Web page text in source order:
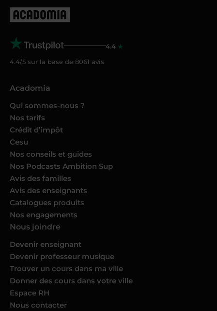
4.4
4.4/5 sur la base de 8061 avis
Acadomia
Qui sommes-nous ?
Nos tarifs
Crédit d’impôt
Cesu
Nos conseils et guides
Nos Podcasts Ambition Sup
Avis des familles
Avis des enseignants
Catalogues produits
Nos engagements
Nous joindre
Devenir enseignant
Devenir professeur musique
Trouver un cours dans ma ville
Donner des cours dans votre ville
Espace RH
Nous contacter